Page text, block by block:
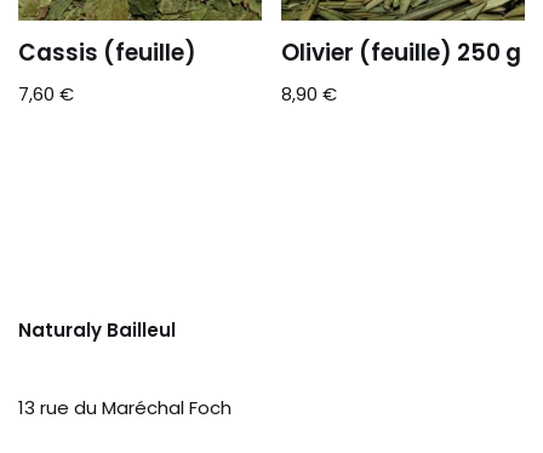
Cassis (feuille)
7,60 €
Olivier (feuille) 250 g
8,90€
Naturaly Bailleul
13 rue du Maréchal Foch